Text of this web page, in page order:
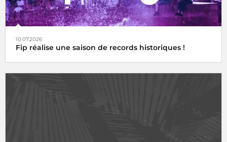
10.07.2026
Fip réalise une saison de records historiques !